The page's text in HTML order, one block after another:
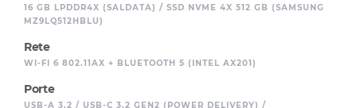
16 GB LPDDR4X (SALDATA) / SSD NVME 4X 512 GB (SAMSUNG
MZ9LQ512HBLU)
Rete
WI-FI 6 802.11AX + BLUETOOTH 5 (INTEL AX201)
Porte
USB-A 3.2 / USB-C 3.2 GEN2 (POWER DELIVERY) /